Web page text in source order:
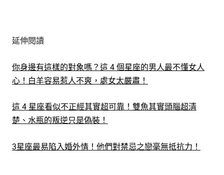
延伸閱讀
你身邊有這樣的對象嗎？這 4 個星座的男人最不懂女人
心！白羊容易惹人不爽，處女太嚴肅！
這 4 星座看似不正經其實超可靠！雙魚其實頭腦超清
楚、水瓶的叛逆只是偽裝！
3星座最易陷入婚外情！他們對禁忌之戀毫無抵抗力！